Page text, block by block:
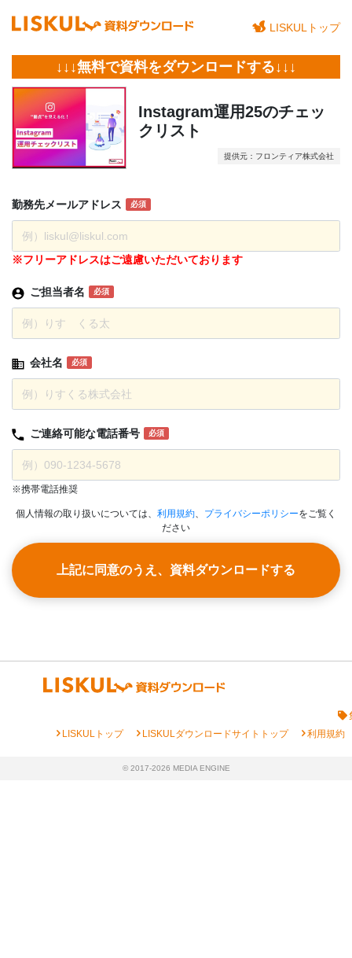
LISKULトップ
↓↓↓無料で資料をダウンロードする↓↓↓
Instagram運用25のチェッ
クリスト
提供元：フロンティア株式会社
勤務先メールアドレス 必須
※フリーアドレスはご遠慮いただいております
ご担当者名 必須
会社名 必須
ご連絡可能な電話番号 必須
※携帯電話推奨
個人情報の取り扱いについては、 利用規約、 プライバシーポリシーをご覧く
ださい
上記に同意のうえ、資料ダウンロードする
chevron_rightLISKULトップ chevron_rightLISKULダウンロードサイトトップ chevron_right利用規約
© 2017-2026 MEDIA ENGINE